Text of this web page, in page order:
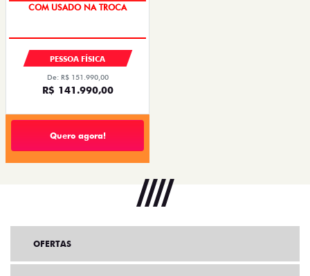
COM USADO NA TROCA
TAXA 0,99%
PESSOA FÍSICA
De: R$ 151.990,00
R$ 141.990,00
Quero agora!
OFERTAS